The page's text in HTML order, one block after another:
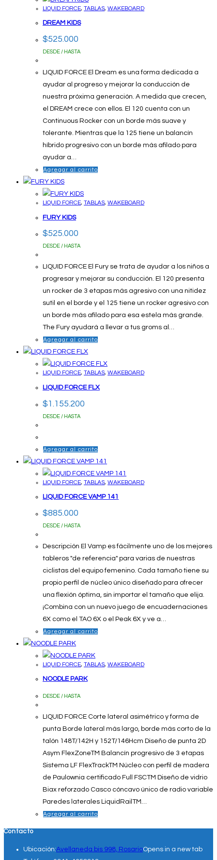
LIQUID FORCE, TABLAS, WAKEBOARD
DREAM KIDS
$525.000
DESDE / HASTA
LIQUID FORCE El Dream es una forma dedicada a
ayudar al progreso y mejorar la conducción de
nuestra próxima generación. A medida que crecen,
el DREAM crece con ellos. El 120 cuenta con un
Continuous Rocker con un borde más suave y
tolerante. Mientras que la 125 tiene un balancín
híbrido progresivo con un borde más afilado para
ayudar a…
Agregar al carrito
LIQUID FORCE, TABLAS, WAKEBOARD
FURY KIDS
$525.000
DESDE / HASTA
LIQUID FORCE El Fury se trata de ayudar a los niños a
progresar y mejorar su conducción. El 120 presenta
un rocker de 3 etapas más agresivo con una nitidez
sutil en el borde y el 125 tiene un rocker agresivo con
un borde más afilado para esa estela más grande.
The Fury ayudará a llevar a tus groms al…
Agregar al carrito
LIQUID FORCE, TABLAS, WAKEBOARD
LIQUID FORCE FLX
$1.155.200
DESDE / HASTA
Agregar al carrito
LIQUID FORCE, TABLAS, WAKEBOARD
LIQUID FORCE VAMP 141
$885.000
DESDE / HASTA
Descripción El Vamp es fácilmente uno de los mejores
tableros "de referencia" para varias de nuestras
ciclistas del equipo femenino. Cada tamaño tiene su
propio perfil de núcleo único diseñado para ofrecer
una flexión óptima, sin importar el tamaño que elija.
¡Combina con un nuevo juego de encuadernaciones
6X como el TAO 6X o el Peak 6X y ve a…
Agregar al carrito
LIQUID FORCE, TABLAS, WAKEBOARD
NOODLE PARK
DESDE / HASTA
LIQUID FORCE Corte lateral asimétrico y forma de
punta Borde lateral más largo, borde más corto de la
talón 148T/142H y 152T/146Hcm Diseño de punta 2D
Asym FlexZoneTM Balancín progresivo de 3 etapas
Sistema LF FlexTrackTM Núcleo con perfil de madera
de Paulownia certificado Full FSCTM Diseño de vidrio
Biax reforzado Casco cóncavo único de radio variable
Paredes laterales LiquidRailTM…
Agregar al carrito
Contacto
Ubicación:Avellaneda bis 998, RosarioOpens in a new tab